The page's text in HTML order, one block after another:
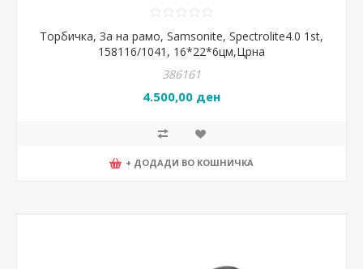
Торбичка, За на рамо, Samsonite, Spectrolite4.0 1st,
158116/1041, 16*22*6цм,Црна
386161
4.500,00 ден
+ ДОДАДИ ВО КОШНИЧКА